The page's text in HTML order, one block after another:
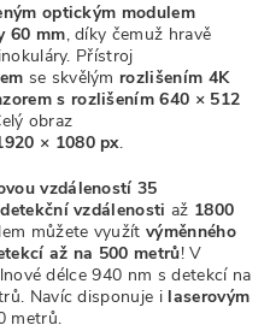
optickým modulem
60 mm, díky čemuž hravě
Přístroj
se skvělým rozlišením 4K
s rozlišením 640 × 512
obraz
× 1080 px.
vzdáleností 35
detekční vzdálenosti až 1800
můžete využít výměnného
až na 500 metrů! V
délce 940 nm s detekcí na
Navíc disponuje i laserovým
metrů.